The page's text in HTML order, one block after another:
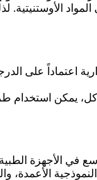
الأوستنيتية.
يمكن
في الأجهزة
الأعمدة،